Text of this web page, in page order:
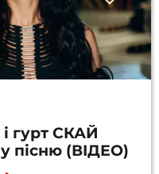
гурт СКАЙ
пісню (ВІДЕО)